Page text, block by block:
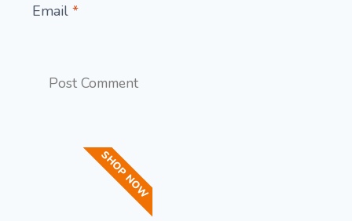
Email *
SHOP NOW